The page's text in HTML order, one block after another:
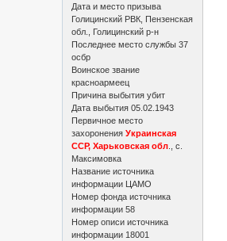
Дата и место призыва
Голицинский РВК, Пензенская
обл., Голицинский р-н
Последнее место службы 37
осбр
Воинское звание
красноармеец
Причина выбытия убит
Дата выбытия 05.02.1943
Первичное место
захороненияУкраинская
ССР, Харьковская обл ., с.
Максимовка
Название источника
информации ЦАМО
Номер фонда источника
информации 58
Номер описи источника
информации 18001